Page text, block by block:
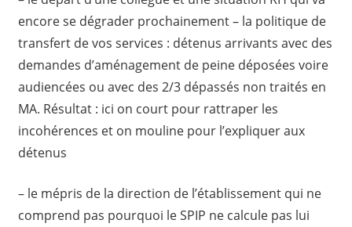
encore se dégrader prochainement – la politique de
transfert de vos services : détenus arrivants avec des
demandes d’aménagement de peine déposées voire
audiencées ou avec des 2/3 dépassés non traités en
MA. Résultat : ici on court pour rattraper les
incohérences et on mouline pour l’expliquer aux
détenus
– le mépris de la direction de l’établissement qui ne
comprend pas pourquoi le SPIP ne calcule pas lui